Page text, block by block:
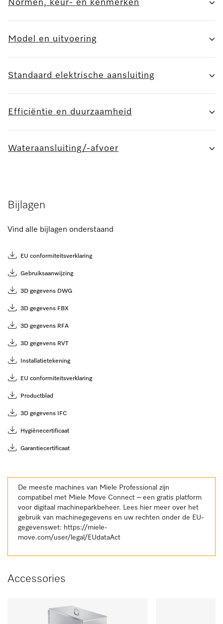
Normen, keur- en kenmerken
Model en uitvoering
Standaard elektrische aansluiting
Efficiëntie en duurzaamheid
Wateraansluiting/-afvoer
Bijlagen
Vind alle bijlagen onderstaand
EU conformiteitsverklaring
Gebruiksaanwijzing
3D gegevens DWG
3D gegevens FBX
3D gegevens RFA
3D gegevens RVT
Installatietekening
EU conformiteitsverklaring
Productblad
3D gegevens IFC
Hygiënecertificaat
Garantiecertificaat
De meeste machines van Miele Professional zijn
compatibel met Miele Move Connect – een gratis platform
voor digitaal machineparkbeheer. Lees hier meer over het
gebruik van machinegegevens en uw rechten onder de EU-
gegevenswet: https://miele-
move.com/user/legal/EUdataAct
Accessories